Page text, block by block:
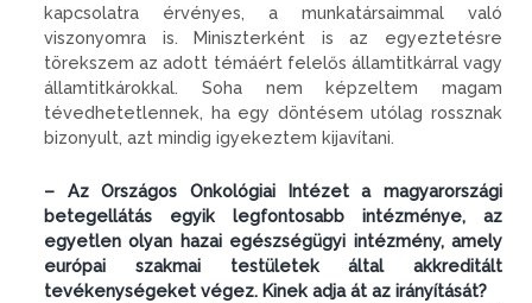
kapcsolatra érvényes, a munkatársaimmal való
viszonyomra is. Miniszterként is az egyeztetésre
törekszem az adott témáért felelős államtitkárral vagy
államtitkárokkal. Soha nem képzeltem magam
tévedhetetlennek, ha egy döntésem utólag rossznak
bizonyult, azt mindig igyekeztem kijavítani.
– Az Országos Onkológiai Intézet a magyarországi
betegellátás egyik legfontosabb intézménye, az
egyetlen olyan hazai egészségügyi intézmény, amely
európai szakmai testületek által akkreditált
tevékenységeket végez. Kinek adja át az irányítását?